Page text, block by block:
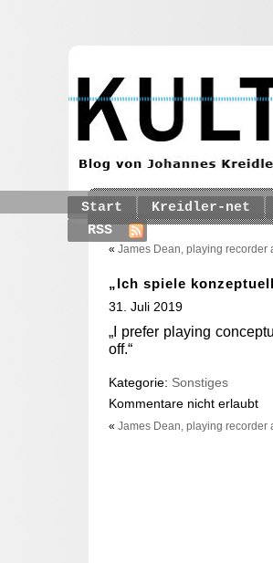
Start Kreidler-net
RSS
« James Dean, playing recorder
„Ich spiele
31. Juli 2019
„I prefer playing
off.“
Kategorie: Sonstiges
Kommentare nicht erlaubt
« James Dean, playing recorder